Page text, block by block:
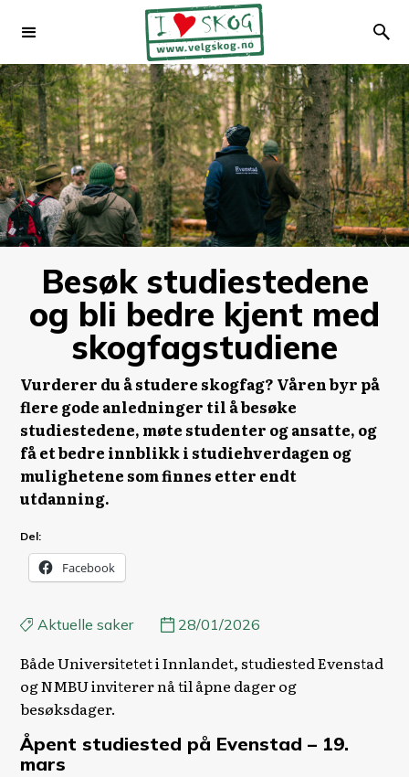
Besøk studiestedene
og bli bedre kjent med
skogfagstudiene
Vurderer du å studere skogfag? Våren byr på
flere gode anledninger til å besøke
studiestedene, møte studenter og ansatte, og
få et bedre innblikk i studiehverdagen og
mulighetene som finnes etter endt
utdanning.
Del:
Facebook
Aktuelle saker 28/01/2026
Både Universitetet i Innlandet, studiested Evenstad
og NMBU inviterer nå til åpne dager og
besøksdager.
Åpent studiested på Evenstad – 19.
mars